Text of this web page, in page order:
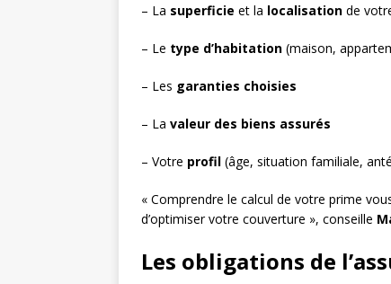
– La superficie et la localisation de
– Le type d’habitation (maison,
– Les garanties choisies
– La valeur des biens assurés
– Votre profil (âge, situation familiale,
« Comprendre le calcul de votre prime
d’optimiser votre couverture », conseille
Les obligations de